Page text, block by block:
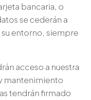
bancaria, o
se cederán a
su entorno, siempre
acceso a nuestra
mantenimiento
tendrán firmado